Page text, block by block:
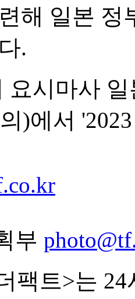
해 일본
.
요시마사
)에서
부
팩트>는